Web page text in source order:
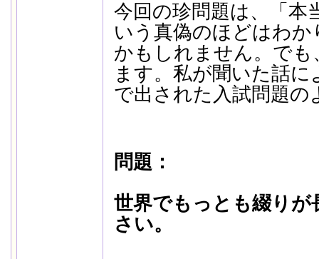
今回の珍問題は、「本
いう真偽のほどはわ
かもしれません。で
ます。私が聞いた話に
で出された入試問題の
問題：
世界でもっとも綴りが
さい。